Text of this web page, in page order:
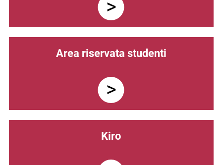
Area riservata studenti
Kiro